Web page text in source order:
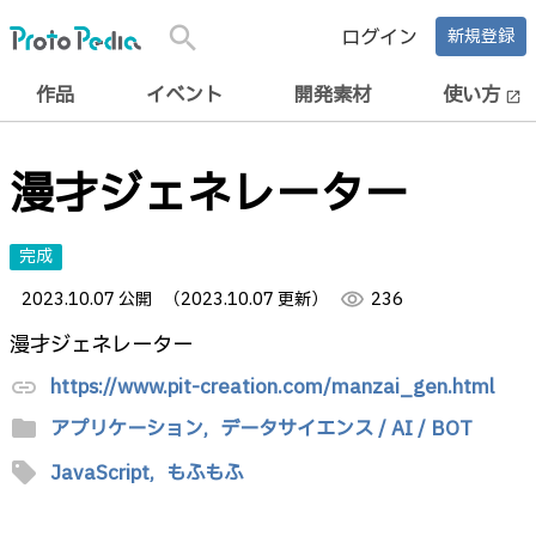
search ログイン 新規登録
作品 イベント 開発素材 使い方 open_in_new
漫才ジェネレーター
完成
2023.10.07 公開
（2023.10.07 更新） visibility 236
漫才ジェネレーター
link https://www.pit-creation.com/manzai_gen.html
folder アプリケーション, データサイエンス / AI / BOT
sell JavaScript, もふもふ